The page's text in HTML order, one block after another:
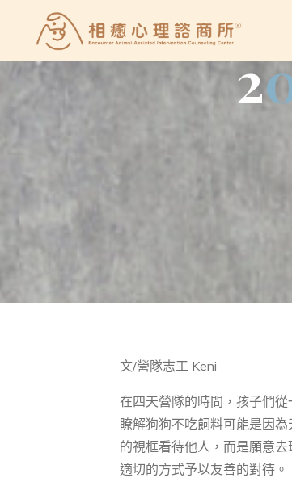
癒
心
理
2
文/營隊志工 Keni
在四天營隊的時間，孩子們
瞭解狗狗不吃飼料可能是因
的視框看待他人，而是願意
適切的方式予以友善的對待。